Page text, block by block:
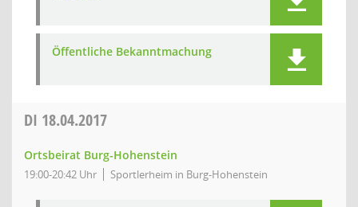
Öffentliche Bekanntmachung
DI 18.04.2017
Ortsbeirat Burg-Hohenstein
19:00-20:42 Uhr Sportlerheim in Burg-Hohenstein